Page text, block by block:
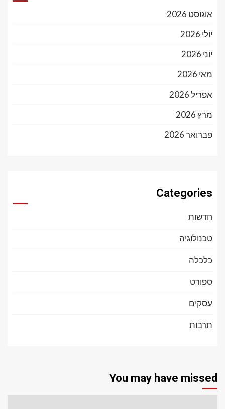
אוגוסט 2026
יולי 2026
יוני 2026
מאי 2026
אפריל 2026
מרץ 2026
פברואר 2026
Categories
חדשות
טכנולוגיה
כלכלה
ספורט
עסקים
תרבות
You may have missed